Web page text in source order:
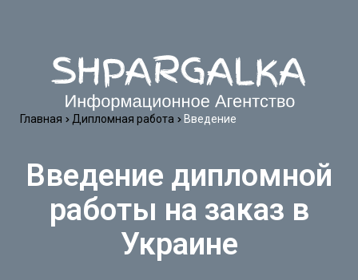
Введение дипломной
работы на заказ в
Украине
Главная Дипломная работа ​Введение